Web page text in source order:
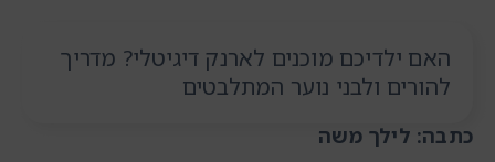
האם ילדיכם מוכנים לארנק דיגיטלי? מדריך
להורים ולבני נוער המתלבטים
כתבה: לילך משה